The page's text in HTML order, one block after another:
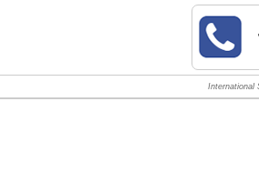
International